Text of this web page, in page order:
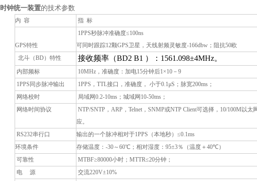
时钟统一装置的技术参数
内 容 指 标
GPS特性
1PPS秒脉冲准确度≤100ns
可同时跟踪12颗GPS卫星，天线射频灵敏度-166dbw ；阻抗50欧
北斗（BD）特性 接收频率（BD2 B1 ）： 1561.098±4MHz。
内部频标 10MHz ，准确度：加电15分钟后1×10 －9
1PPS 同步脉冲输出 1PPS ，TTL接口，准确度， 小于0.1μS ；脉宽200ms ；
网络校时
局域网0.2-10ms ；城域网 10-50ms ；
网络时间协议
NTP/SNTP ，ARP ，Telnet ，SNMP或NTP Client可选择， 10/100M 以太
应。
RS232串行口 输出的一个脉冲相对于1PPS （本地秒）≤0.1ms
环境条件
存储温度：-30～60℃ ；相对湿度：95±3％（温度＋40℃）
可靠性
MTBF≥80000小时；MTTR≤20分钟；
电
源 交流220V±10%